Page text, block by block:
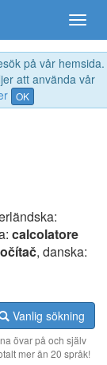
på vår hemsida.
att använda vår
OK
calcolatore
, danska:
Vanlig sökning
övar på och själv
mer än 20 språk!